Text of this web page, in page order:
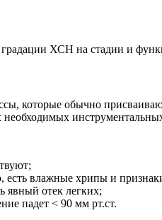
ХСН на стадии и
которые обычно
необходимых
влажные хрипы и
явный отек легких;
падет < 90 мм рт.ст.